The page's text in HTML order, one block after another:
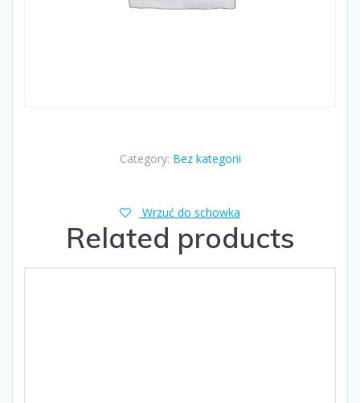
Category: Bez kategorii
Wrzuć do schowka
Related products